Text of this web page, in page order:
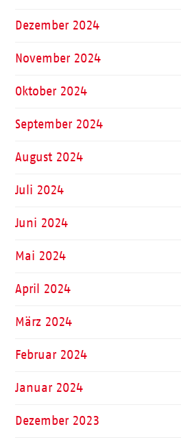
Dezember 2024
November 2024
Oktober 2024
September 2024
August 2024
Juli 2024
Juni 2024
Mai 2024
April 2024
März 2024
Februar 2024
Januar 2024
Dezember 2023